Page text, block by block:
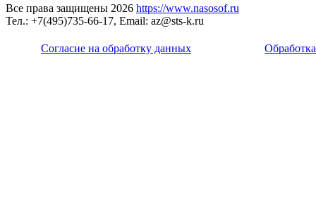
Все права защищены 2026 https://www.nasosof.ru
Тел.: +7(495)735-66-17, Email: az@sts-k.ru
Согласие на обработку данных